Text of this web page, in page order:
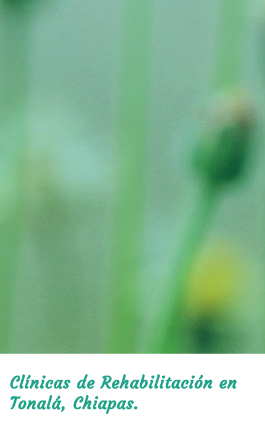
Clínicas de Rehabilitación en
Tonalá, Chiapas.